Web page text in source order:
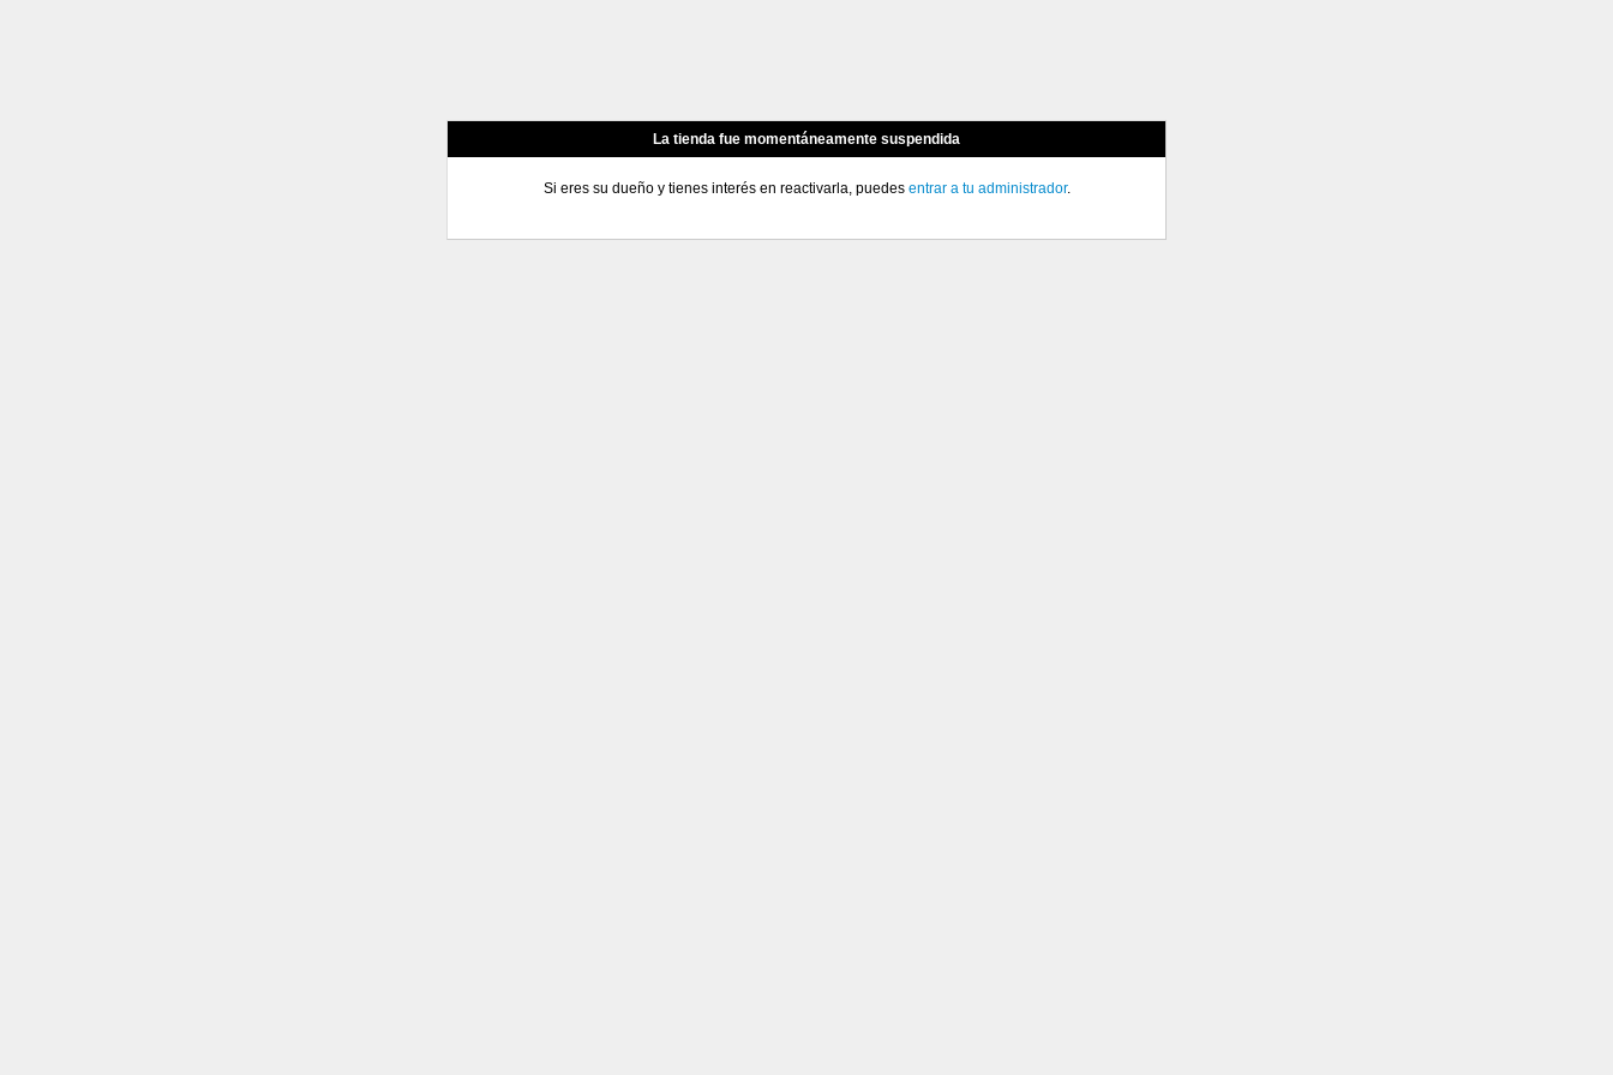
La tienda fue momentáneamente suspendida
Si eres su dueño y tienes interés en reactivarla, puedes entrar a tu administrador.